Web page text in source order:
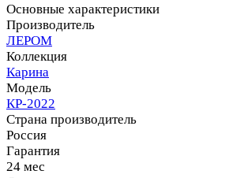
Основные характеристики
Производитель
ЛЕРОМ
Коллекция
Карина
Модель
КР-2022
Страна производитель
Россия
Гарантия
24 мес